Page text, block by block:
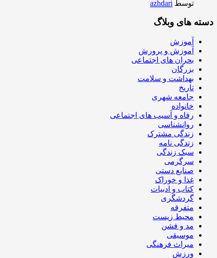
توسط azhdari
دسته های وبلاگ
آموزش
آموزش و پرورش
بحران های اجتماعی
بزرگان
بهداشت و سلامت
تاریخ
جامعه شهری
خانواده
رفاه و آسیب های اجتماعی
روانشناسی
زندگی مشترک
زندگی نامه
سبک زندگی
سرگرمی
صنایع دستی
غذا و خوراک
کتاب و ادبیات
گردشگری
متفرقه
محیط زیست
مد و فشن
موسیقی
میراث فرهنگی
ورزش